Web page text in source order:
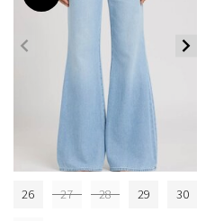
26 27 28 29 30